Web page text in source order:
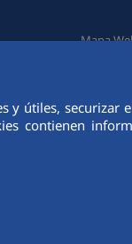
y útiles, securizar
contienen
Mapa
INNOVACIÓN